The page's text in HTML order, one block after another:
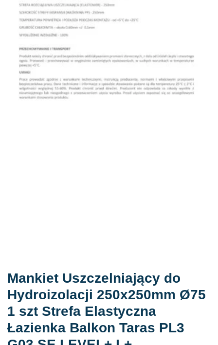
Mankiet Uszczelniający do
Hydroizolacji 250x250mm Ø75
1 szt Strefa Elastyczna
Łazienka Balkon Taras PL3